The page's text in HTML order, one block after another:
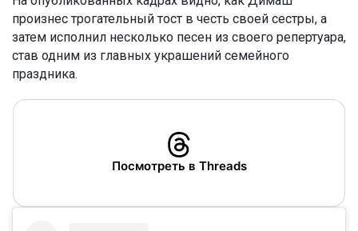
произнес трогательный тост в честь своей сестры, а
затем исполнил несколько песен из своего репертуара,
став одним из главных украшений семейного
праздника.
Посмотреть в Threads